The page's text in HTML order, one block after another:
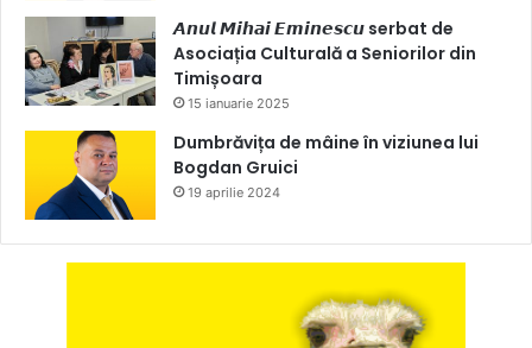
𝘼𝙣𝙪𝙡 𝙈𝙞𝙝𝙖𝙞 𝙀𝙢𝙞𝙣𝙚𝙨𝙘𝙪 serbat de
Asociația Culturală a Seniorilor din
Timișoara
15 ianuarie 2025
Dumbrăvița de mâine în viziunea lui
Bogdan Gruici
19 aprilie 2024